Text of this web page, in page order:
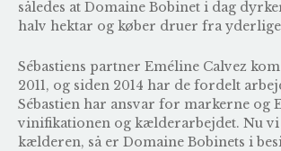
således at Domaine Bobinet i dag
halv hektar og køber druer fra
Sébastiens partner Eméline Calvez
2011, og siden 2014 har de fordelt
Sébastien har ansvar for markerne og
vinifikationen og kælderarbejdet. Nu vi
kælderen, så er Domaine Bobinets i